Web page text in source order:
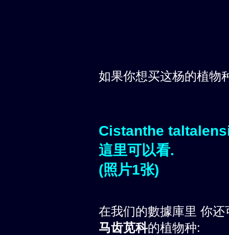
如果你想买这杨的植物
Cistanthe
這里可以看.
(照片1张)
在我们的數據庫里 你
马齿苋科的植物种: